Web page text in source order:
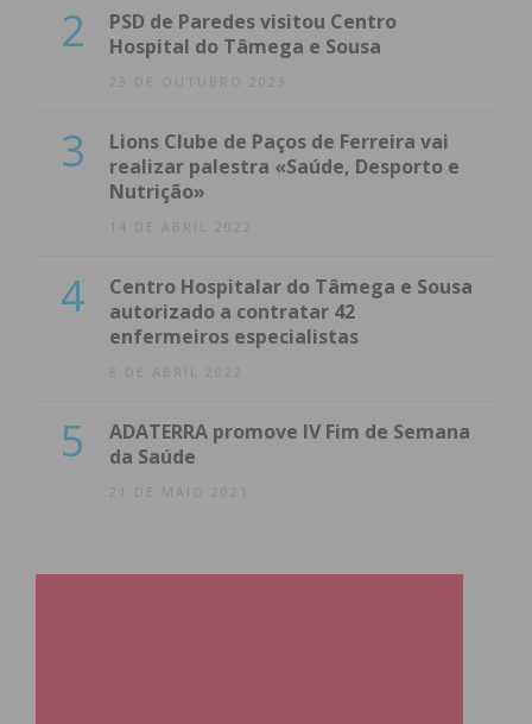
2
PSD de Paredes visitou Centro
Hospital do Tâmega e Sousa
23 DE OUTUBRO 2023
3
Lions Clube de Paços de Ferreira vai
realizar palestra «Saúde, Desporto e
Nutrição»
14 DE ABRIL 2022
4
Centro Hospitalar do Tâmega e Sousa
autorizado a contratar 42
enfermeiros especialistas
8 DE ABRIL 2022
5
ADATERRA promove IV Fim de Semana
da Saúde
21 DE MAIO 2021